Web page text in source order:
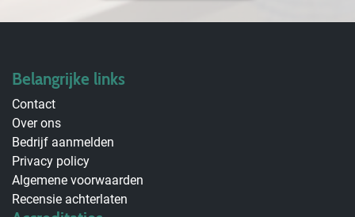
Belangrijke links
Contact
Over ons
Bedrijf aanmelden
Privacy policy
Algemene voorwaarden
Recensie achterlaten